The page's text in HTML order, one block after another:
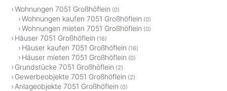
Wohnungen 7051 Großhöflein (0)
Wohnungen kaufen 7051 Großhöflein (0)
Wohnungen mieten 7051 Großhöflein (0)
Häuser 7051 Großhöflein (16)
Häuser kaufen 7051 Großhöflein (16)
Häuser mieten 7051 Großhöflein (0)
Grundstücke 7051 Großhöflein (2)
Gewerbeobjekte 7051 Großhöflein (2)
Anlageobjekte 7051 Großhöflein (0)